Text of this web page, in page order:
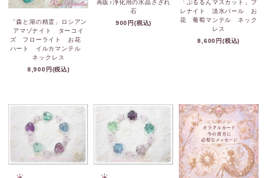
「森と湖の精霊」ロシアン
アマゾナイト ターコイ
ズ フローライト お花
ハート イルカマンテル
ネックレス
8,900円(税込)
再販♪浄化用の水晶さざれ
石
900円(税込)
「ぷるるんマスカット」プ
レナイト 淡水パール お
花 葡萄マンテル ネック
レス
8,600円(税込)